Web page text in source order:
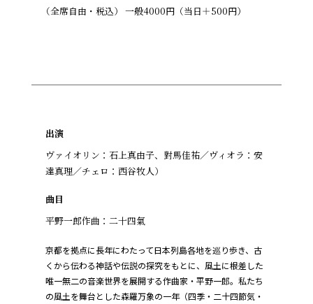
（全席自由・税込） 一般4000円（当日＋500円）
出演
ヴァイオリン：石上真由子、對馬佳祐／ヴィオラ：安
達真理／チェロ：西谷牧人）
曲目
平野一郎作曲：二十四氣
京都を拠点に長年にわたって日本列島各地を巡り歩き、古
くから伝わる神話や伝説の探究をもとに、風土に根差した
唯一無二の音楽世界を展開する作曲家・平野一郎。私たち
の風土を舞台とした森羅万象の一年（四季・二十四節気・